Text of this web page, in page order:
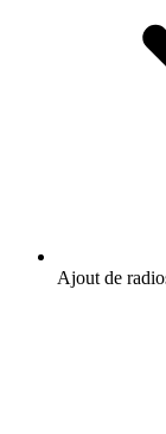
Ajout de